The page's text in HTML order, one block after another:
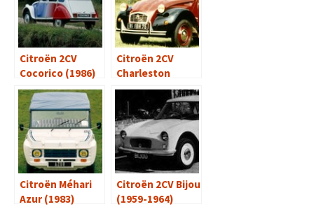
Citroën 2CV
Cocorico (1986)
Citroën 2CV
Charleston
(1980-1981)
Citroën Méhari
Azur (1983)
Citroën 2CV Bijou
(1959-1964)